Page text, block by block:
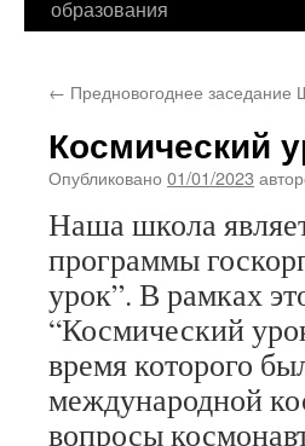
образования
← Предновогоднее
Космический
Опубликовано 01/01/2023
Наша школа
программы
урок”. В рамках
“Космический
время которого
международной
вопросы